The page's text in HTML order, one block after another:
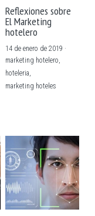
Reflexiones sobre
El Marketing
hotelero
14 de enero de 2019 ·
marketing hotelero,
hoteleria,
marketing hoteles